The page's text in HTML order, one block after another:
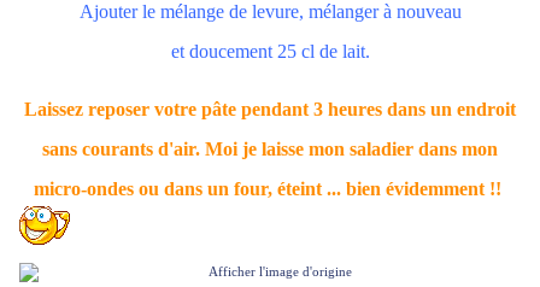
Ajouter le mélange de levure, mélanger à nouveau
et doucement 25 cl de lait.
Laissez reposer votre pâte pendant 3 heures dans un endroit
sans courants d'air. Moi je laisse mon saladier dans mon
micro-ondes ou dans un four, éteint ... bien évidemment !!